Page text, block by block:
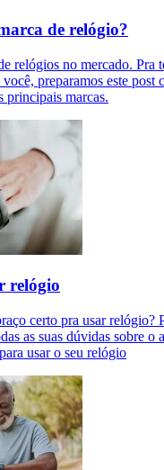
de relógio?
relógios no mercado. Pra
preparamos este post
principais marcas.
relógio
certo pra usar relógio?
as suas dúvidas sobre o
usar o seu relógio